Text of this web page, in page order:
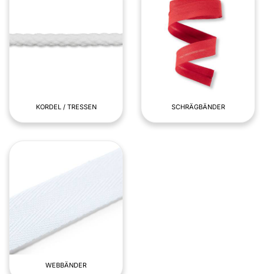
KORDEL / TRESSEN SCHRÄGBÄNDER
WEBBÄNDER